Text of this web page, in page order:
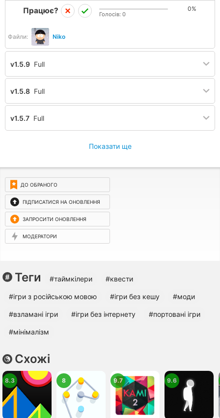
Файли: Niko
Працює? 0%
Голосів: 0
v1.5.9 Full
v1.5.8 Full
v1.5.7 Full
Показати ще
ДО ОБРАНОГО
ПІДПИСАТИСЯ НА ОНОВЛЕННЯ
ЗАПРОСИТИ ОНОВЛЕННЯ
МОДЕРАТОРИ
Теги #таймкілери #квести
#ігри з російською мовою #ігри без кешу #моди
#взламані ігри #ігри без інтернету #портовані ігри
#мінімалізм
Схожі
8.3 8 9.7 9.6